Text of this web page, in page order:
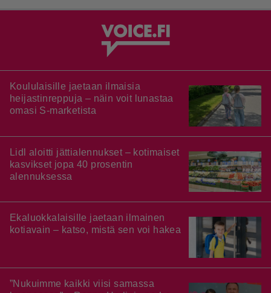
Koululaisille jaetaan ilmaisia
heijastinreppuja – näin voit lunastaa
omasi S-marketista
Lidl aloitti jättialennukset – kotimaiset
kasvikset jopa 40 prosentin
alennuksessa
Ekaluokkalaisille jaetaan ilmainen
kotiavain – katso, mistä sen voi hakea
”Nukuimme kaikki viisi samassa